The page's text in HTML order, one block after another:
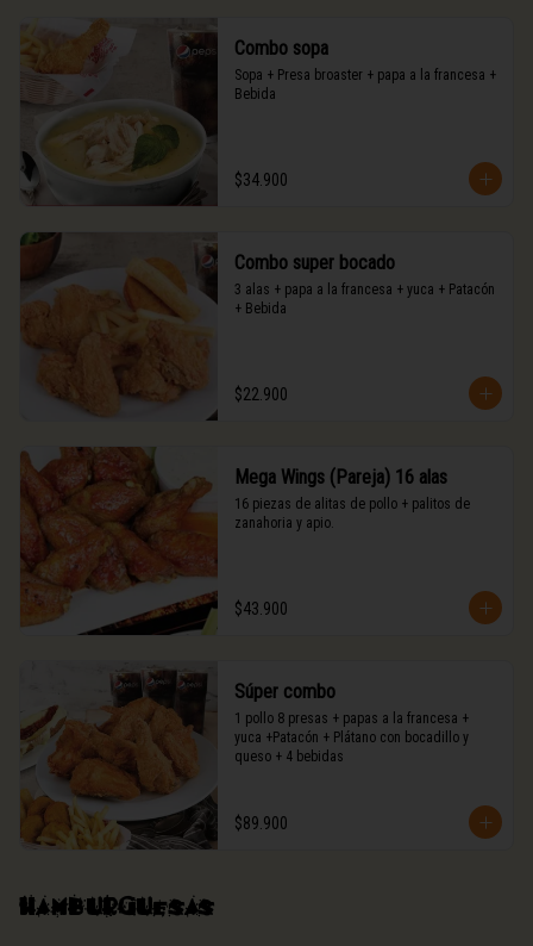
Combo sopa
Sopa + Presa broaster + papa a la francesa +
Bebida
$34.900
Combo super bocado
3 alas + papa a la francesa + yuca + Patacón
+ Bebida
$22.900
Mega Wings (Pareja) 16 alas
16 piezas de alitas de pollo + palitos de
zanahoria y apio.
$43.900
Súper combo
1 pollo 8 presas + papas a la francesa +
yuca +Patacón + Plátano con bocadillo y
queso + 4 bebidas
$89.900
Hamburguesas